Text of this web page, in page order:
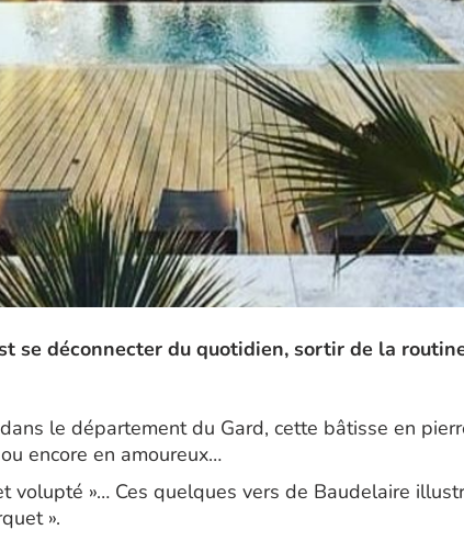
se déconnecter du quotidien, sortir de la
le département du Gard, cette bâtisse en
encore en amoureux…
volupté »… Ces quelques vers de Baudelaire
».